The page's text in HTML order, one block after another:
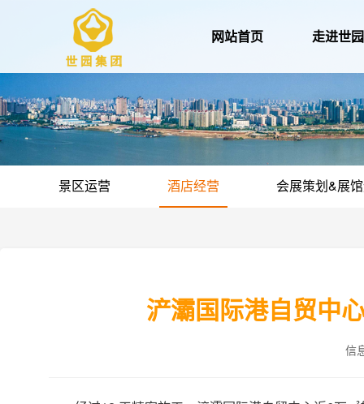
网站首页 走进世园
景区运营 酒店经营 会展策划&展
浐灞国际港自贸中
信